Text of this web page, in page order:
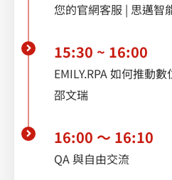
您的官網客服 | 思邁智
15:30 ~ 16:00
EMILY.RPA 如何推動
邵文瑞
16:00 ～ 16:10
QA 與自由交流